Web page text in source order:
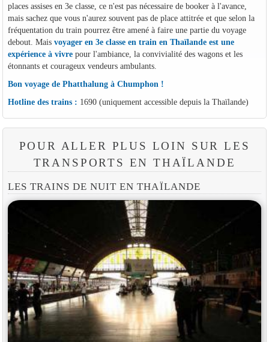
places assises en 3e classe, ce n'est pas nécessaire de booker à l'avance,
mais sachez que vous n'aurez souvent pas de place attitrée et que selon la
fréquentation du train pourrez être amené à faire une partie du voyage
debout. Mais voyager en 3e classe en train en Thaïlande est une
expérience à vivrepour l'ambiance, la convivialité des wagons et les
étonnants et courageux vendeurs ambulants.
Bon voyage de Phatthalung à Chumphon !
Hotline des trains : 1690 (uniquement accessible depuis la Thaïlande)
POUR ALLER PLUS LOIN SUR LES
TRANSPORTS EN THAÏLANDE
LES TRAINS DE NUIT EN THAÏLANDE